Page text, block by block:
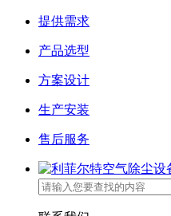
提供需求
产品选型
方案设计
生产安装
售后服务